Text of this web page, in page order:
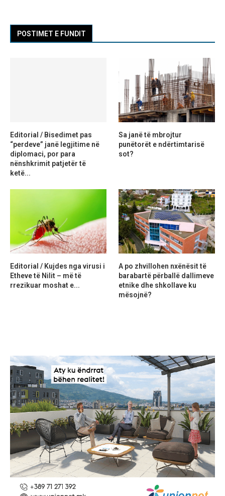
POSTIMET E FUNDIT
Editorial / Bisedimet pas
“perdeve” janë legjitime në
diplomaci, por para
nënshkrimit patjetër të
ketë...
Sa janë të mbrojtur
punëtorët e ndërtimtarisë
sot?
Editorial / Kujdes nga virusi i
Etheve të Nilit – më të
rrezikuar moshat e...
A po zhvillohen nxënësit të
barabartë përballë dallimeve
etnike dhe shkollave ku
mësojnë?